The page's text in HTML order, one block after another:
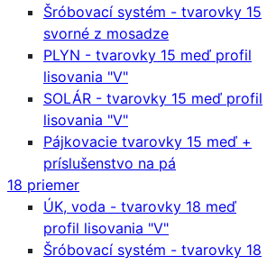
Šróbovací systém - tvarovky 15
svorné z mosadze
PLYN - tvarovky 15 meď profil
lisovania "V"
SOLÁR - tvarovky 15 meď profil
lisovania "V"
Pájkovacie tvarovky 15 meď +
príslušenstvo na pá
18 priemer
ÚK, voda - tvarovky 18 meď
profil lisovania "V"
Šróbovací systém - tvarovky 18